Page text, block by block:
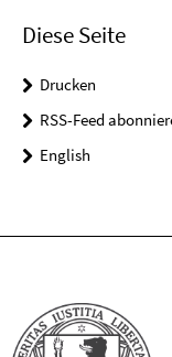
Diese Seite
Drucken
RSS-Feed
English